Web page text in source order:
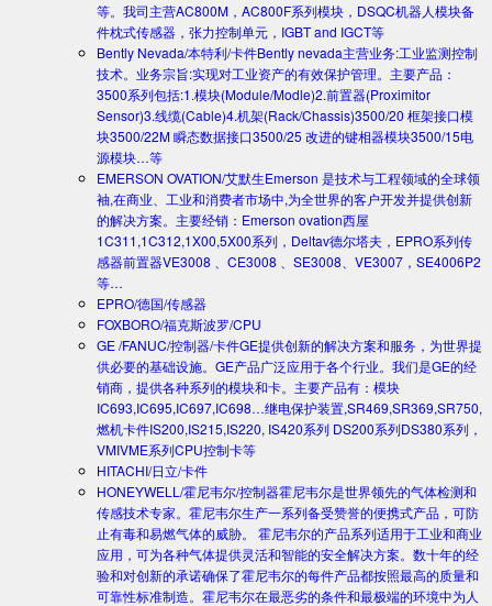
等。我司主营AC800M，AC800F系列模块，DSQC机器人模块备
件枕式传感器，张力控制单元，IGBT and IGCT等
Bently Nevada/本特利/卡件Bently nevada主营业务:工业监测控制
技术。业务宗旨:实现对工业资产的有效保护管理。主要产品：
3500系列包括:1.模块(Module/Modle)2.前置器(Proximitor
Sensor)3.线缆(Cable)4.机架(Rack/Chassis)3500/20 框架接口模
块3500/22M 瞬态数据接口3500/25 改进的键相器模块3500/15电
源模块…等
EMERSON OVATION/艾默生Emerson 是技术与工程领域的全球领
袖,在商业、工业和消费者市场中,为全世界的客户开发并提供创新
的解决方案。主要经销：Emerson ovation西屋
1C311,1C312,1X00,5X00系列，Deltav德尔塔夫，EPRO系列传
感器前置器VE3008 、CE3008 、SE3008、VE3007，SE4006P2
等…
EPRO/德国/传感器
FOXBORO/福克斯波罗/CPU
GE /FANUC/控制器/卡件GE提供创新的解决方案和服务，为世界提
供必要的基础设施。GE产品广泛应用于各个行业。我们是GE的经
销商，提供各种系列的模块和卡。主要产品有：模块
IC693,IC695,IC697,IC698…继电保护装置,SR469,SR369,SR750,
燃机卡件IS200,IS215,IS220, IS420系列 DS200系列DS380系列，
VMIVME系列CPU控制卡等
HITACHI/日立/卡件
HONEYWELL/霍尼韦尔/控制器霍尼韦尔是世界领先的气体检测和
传感技术专家。霍尼韦尔生产一系列备受赞誉的便携式产品，可防
止有毒和易燃气体的威胁。 霍尼韦尔的产品系列适用于工业和商业
应用，可为各种气体提供灵活和智能的安全解决方案。数十年的经
验和对创新的承诺确保了霍尼韦尔的每件产品都按照最高的质量和
可靠性标准制造。霍尼韦尔在最恶劣的条件和最极端的环境中为人